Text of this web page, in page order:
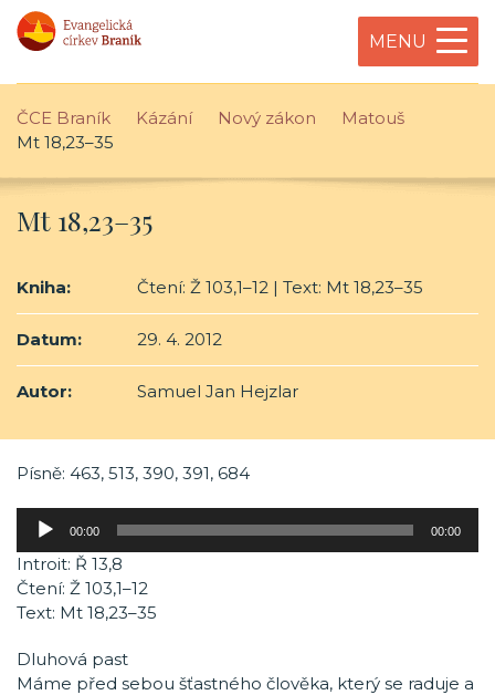
MENU
ČCE Braník Kázání Nový zákon
Matouš
Mt 18,23–35
Mt 18,23–35
Kniha: Čtení: Ž 103,1–12 | Text: Mt 18,23–35
Datum: 29. 4. 2012
Autor: Samuel Jan Hejzlar
Písně: 463, 513, 390, 391, 684
Audio
00:00 00:00
Introit: Ř 13,8
Čtení: Ž 103,1–12
Text: Mt 18,23–35
Dluhová past
Máme před sebou šťastného člověka, který se raduje a